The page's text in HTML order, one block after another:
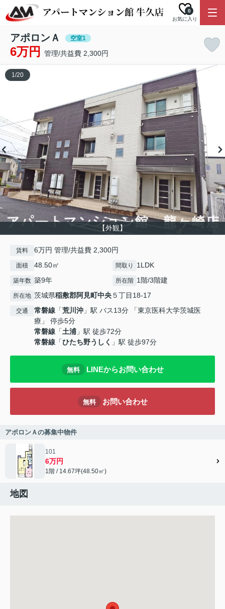
お気に入り
0
アポロンＡ 空室1
6万円 管理/共益費 2,300円
【外観】
1/20
賃料 6万円 管理/共益費 2,300円
面積 48.50㎡ 間取り 1LDK
築年数 築9年 所在階 1階/3階建
所在地 茨城県稲敷郡阿見町中央５丁目18-17
交通 常磐線 「荒川沖 」駅 バス13分 「東京医科大学茨城医
療」 停歩5分
常磐線 「土浦 」駅 徒歩72分
常磐線 「ひたち野うしく 」駅 徒歩97分
無料 LINEからお問い合わせ
無料 お問い合わせ
アポロンＡの募集中物件
101
6万円
1階 / 14.67坪(48.50㎡)
地図